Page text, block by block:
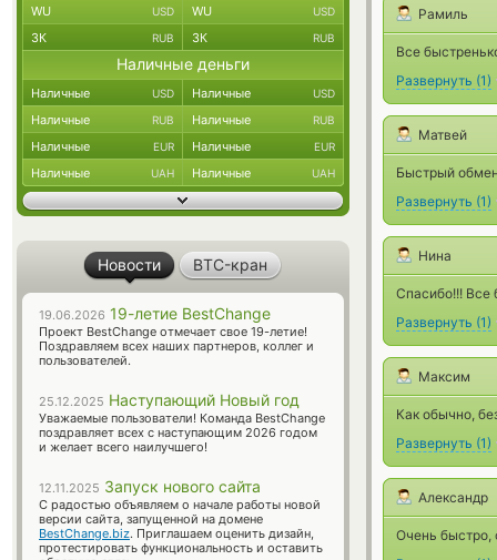
Рамиль
Все
Развернуть (1)
Матвей
Быстрый
Развернуть (1)
Нина
Спасибо!!! Все
Развернуть (1)
Максим
Как обычно,
Развернуть (1)
Александр
Очень быстро,
WU USD WU USD
ЗК RUB ЗК RUB
Наличные деньги
Наличные USD Наличные USD
Наличные RUB Наличные RUB
Наличные EUR Наличные EUR
Наличные UAH Наличные UAH
Новости BTC-кран
19.06.2026 19-летие BestChange
Проект BestChange отмечает свое 19-летие!
Поздравляем всех наших партнеров, коллег и
пользователей.
25.12.2025 Наступающий Новый год
Уважаемые пользователи! Команда BestChange
поздравляет всех с наступающим 2026 годом
и желает всего наилучшего!
12.11.2025 Запуск нового сайта
С радостью объявляем о начале работы новой
версии сайта, запущенной на домене
BestChange.biz. Приглашаем оценить дизайн,
протестировать функциональность и оставить